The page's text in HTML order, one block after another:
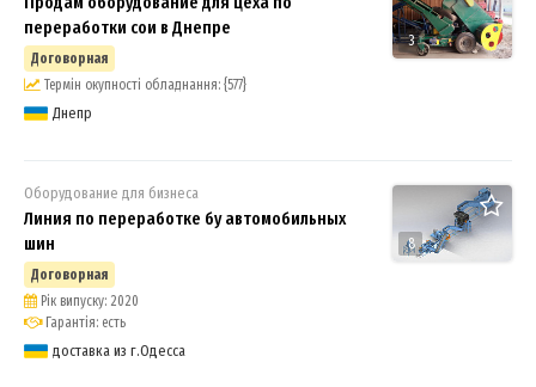
3
переработки сои в Днепре
Договорная
Термін окупності обладнання: {577}
Днепр
8
Оборудование для бизнеса
Линия по переработке бу автомобильных
шин
Договорная
Рік випуску: 2020
Гарантія: есть
доставка из г.Одесса